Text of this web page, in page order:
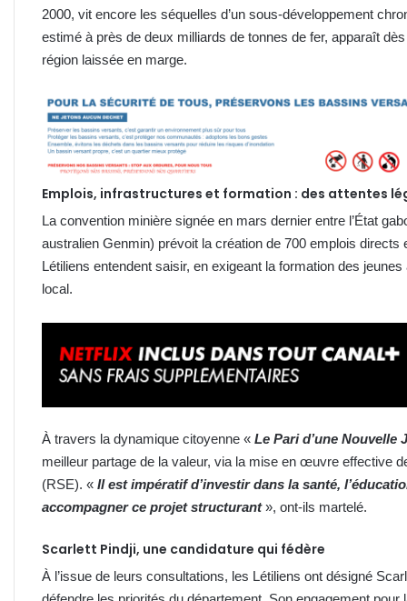
2000, vit encore les séquelles d’un sous-développement
estimé à près de deux milliards de tonnes de fer, apparaît
région laissée en marge.
Emplois, infrastructures et formation : des attentes
La convention minière signée en mars dernier entre l’État
australien Genmin) prévoit la création de 700 emplois
Létiliens entendent saisir, en exigeant la formation des
local.
À travers la dynamique citoyenne « Le Pari d’une Nouvelle
meilleur partage de la valeur, via la mise en œuvre effective
(RSE). « Il est impératif d’investir dans la santé,
accompagner ce projet structurant», ont-ils martelé.
Scarlett Pindji, une candidature qui fédère
À l’issue de leurs consultations, les Létiliens ont désigné